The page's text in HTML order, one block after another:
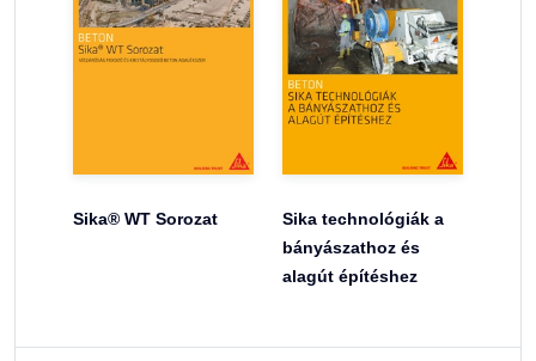
Sika® WT Sorozat
Sika technológiák a
bányászathoz és
alagút építéshez